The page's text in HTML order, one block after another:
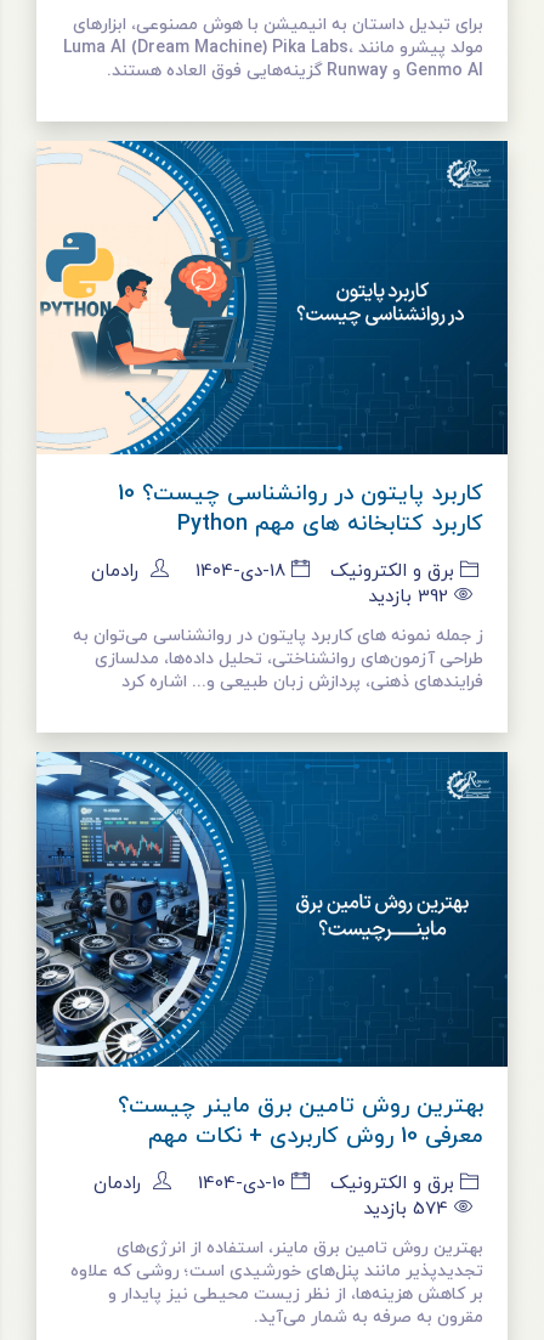
برای تبدیل داستان به انیمیشن با هوش مصنوعی، ابزارهای
مولد پیشرو مانند Luma AI (Dream Machine) Pika Labs،
Genmo AI و Runway گزینه‌هایی فوق ‌العاده هستند.
کاربرد پایتون در روانشناسی چیست؟ 10
کاربرد کتابخانه های مهم Python
برق و الکترونیک 18-دی-1404
رادمان
بازدید 392
ز جمله نمونه های کاربرد پایتون در روانشناسی می‌توان به
طراحی آزمون‌های روانشناختی، تحلیل داده‌ها، مدلسازی
فرایندهای ذهنی، پردازش زبان طبیعی و... اشاره کرد
بهترین روش تامین برق ماینر چیست؟
معرفی 10 روش کاربردی + نکات مهم
برق و الکترونیک 10-دی-1404
رادمان
بازدید 574
بهترین روش تامین برق ماینر، استفاده از انرژی‌های
تجدیدپذیر مانند پنل‌های خورشیدی است؛ روشی که علاوه
بر کاهش هزینه‌ها، از نظر زیست‌ محیطی نیز پایدار و
مقرون ‌به ‌صرفه به شمار می‌آید.